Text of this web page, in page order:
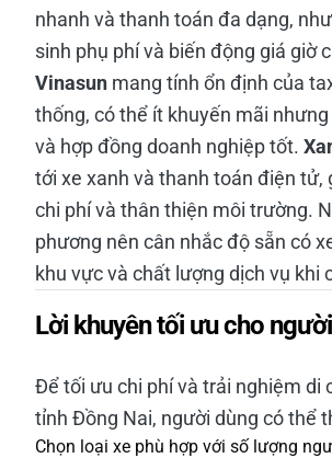
nhanh và thanh toán đa dạng,
sinh phụ phí và biến động giá giờ
Vinasun mang tính ổn định của
thống, có thể ít khuyến mãi
và hợp đồng doanh nghiệp tốt.
tới xe xanh và thanh toán điện tử,
chi phí và thân thiện môi trường.
phương nên cân nhắc độ sẵn có
khu vực và chất lượng dịch vụ khi
Lời khuyên tối ưu cho
Để tối ưu chi phí và trải nghiệm di
tỉnh Đồng Nai, người dùng có thể
Chọn loại xe phù hợp với số lượng